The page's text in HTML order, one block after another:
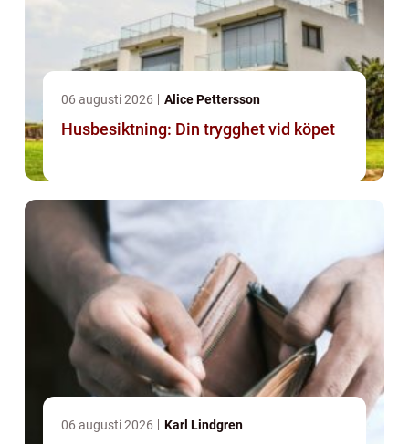
06 augusti 2026 Alice Pettersson
Husbesiktning: Din trygghet vid köpet
06 augusti 2026 Karl Lindgren